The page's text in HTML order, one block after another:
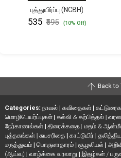
புத்துயிர்ப்பு (NCBH)
₹535 ₹595 (10% Off)
Back to
Categories: நாவல் | கவிதைகள் |
மொழிபெயர்ப்புகள் | கல்வி & கற்பித்தல் |
நேர்காணல்கள் | திரைக்கதை | மதம் &
புத்தகங்கள் | சுயசரிதை | காட்டுயிர் |
மருத்துவம் | பொருளாதாரம் | சூழலியல் |
(ஆய்வு) | வாழ்க்கை வரலாறு | இதழ்கள் /